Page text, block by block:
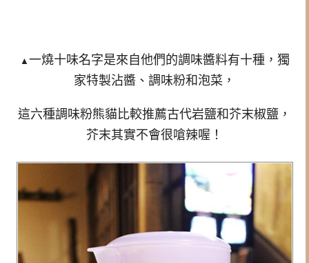
▲ 一燒十味名字是來自他們的調味醬料有十種，獨
家特製沾醬、調味粉和泡菜，
這六種調味粉熊貓比較推薦古代岩鹽和芥末椒鹽，
芥末其實不會很嗆辣喔！